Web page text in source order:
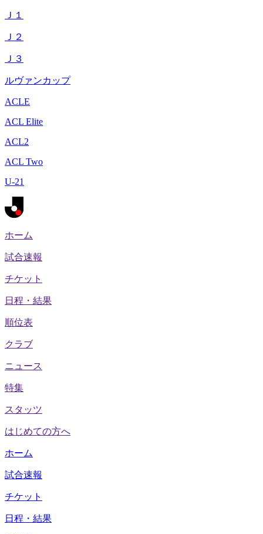
Ｊ１
Ｊ２
Ｊ３
ルヴァンカップ
ACLE
ACL Elite
ACL2
ACL Two
U-21
ホーム
試合速報
チケット
日程・結果
順位表
クラブ
ニュース
特集
スタッツ
はじめての方へ
ホーム
試合速報
チケット
日程・結果